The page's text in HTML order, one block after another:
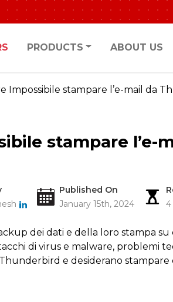
PRODUCTS ABOUT US
Impossibile stampare l’e-mail da
stampare l’e-
Published On
January 15th, 2024
4
dei dati e della loro stampa
di virus e malware, problemi
e desiderano stampare